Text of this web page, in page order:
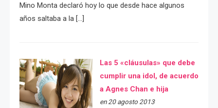
Mino Monta declaró hoy lo que desde hace algunos
años saltaba a la […]
Las 5 «cláusulas» que debe
cumplir una idol, de acuerdo
a Agnes Chan e hija
en 20 agosto 2013